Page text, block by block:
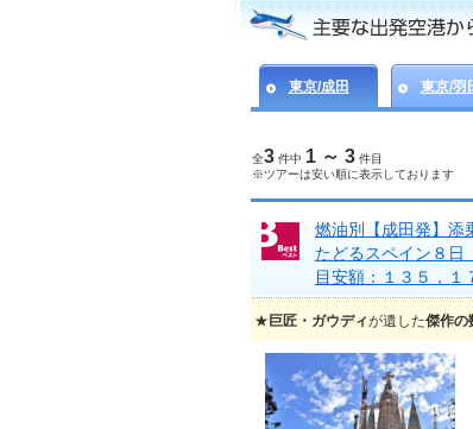
東京/成田 東京/羽
全3 件中 1 ～ 3 件目
※ツアーは安い順に表示しております
燃油別【成田発】
たどるスペイン８
目安額：１３５，１
★ 巨匠・ガウディが遺した傑作の